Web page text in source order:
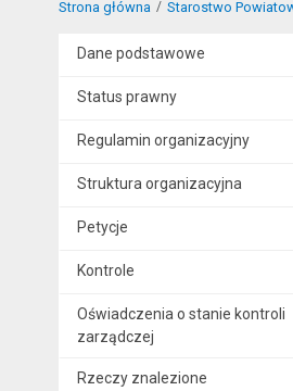
Strona główna Starostwo
Dane podstawowe
Status prawny
Regulamin organizacyjny
Struktura organizacyjna
Petycje
Kontrole
Oświadczenia o stanie kontroli
zarządczej
Rzeczy znalezione